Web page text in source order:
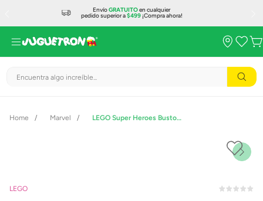
EnvíoGRATUITOen cualquier
pedido superior a$499¡Compra ahora!
Encuentra algo increíble...
Marvel LEGO Super Heroes Busto de Iron Spider-Man 76326
LEGO